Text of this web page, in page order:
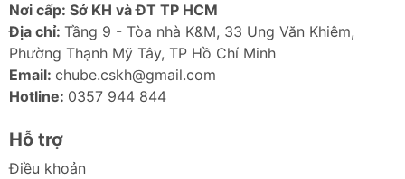
Nơi cấp: Sở KH và ĐT TP HCM
Địa chỉ: Tầng 9 - Tòa nhà K&M, 33 Ung Văn Khiêm,
Phường Thạnh Mỹ Tây, TP Hồ Chí Minh
Email: chube.cskh@gmail.com
Hotline: 0357 944 844
Hỗ trợ
Điều khoản